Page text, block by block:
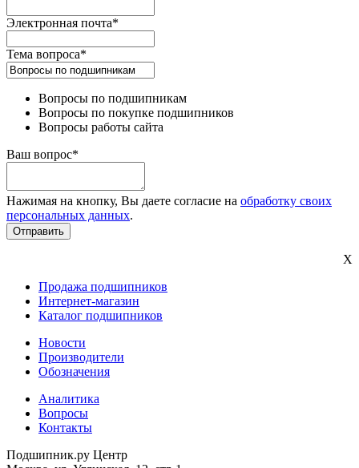
Электронная почта*
Тема вопроса*
Вопросы по подшипникам
Вопросы по покупке подшипников
Вопросы работы сайта
Ваш вопрос*
Нажимая на кнопку, Вы даете согласие на обработку своих
персональных данных.
X
Продажа подшипников
Интернет-магазин
Каталог подшипников
Новости
Производители
Обозначения
Аналитика
Вопросы
Контакты
Подшипник.ру Центр